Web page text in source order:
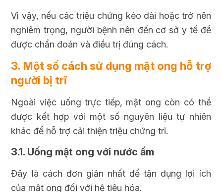
Vì vậy, nếu các triệu chứng kéo dài hoặc trở nên
nghiêm trọng, người bệnh nên đến cơ sở y tế để
được chẩn đoán và điều trị đúng cách.
3. Một số cách sử dụng mật ong hỗ trợ
người bị trĩ
Ngoài việc uống trực tiếp, mật ong còn có thể
được kết hợp với một số nguyên liệu tự nhiên
khác để hỗ trợ cải thiện triệu chứng trĩ.
3.1. Uống mật ong với nước ấm
Đây là cách đơn giản nhất để tận dụng lợi ích
của mật ong đối với hệ tiêu hóa.